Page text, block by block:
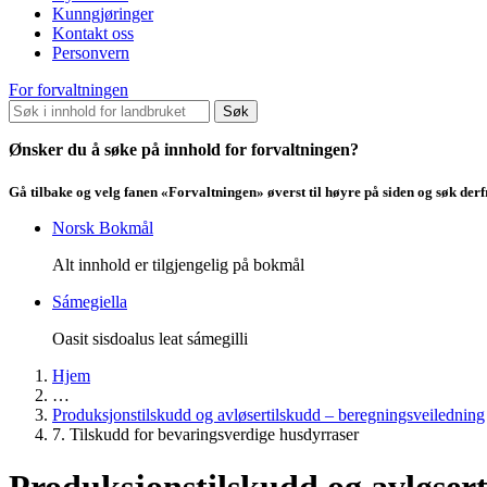
Kunngjøringer
Kontakt oss
Personvern
For forvaltningen
Søk
Ønsker du å søke på innhold for forvaltningen?
Gå tilbake og velg fanen «Forvaltningen» øverst til høyre på siden og søk
Norsk Bokmål
Alt innhold er tilgjengelig på bokmål
Sámegiella
Oasit sisdoalus leat sámegilli
Hjem
…
Produksjonstilskudd og avløsertilskudd – beregningsveiledning
7. Tilskudd for bevaringsverdige husdyrraser